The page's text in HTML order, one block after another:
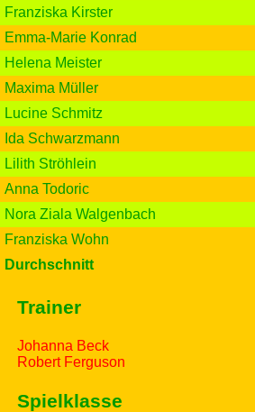
Franziska Kirster
Emma-Marie Konrad
Helena Meister
Maxima Müller
Lucine Schmitz
Ida Schwarzmann
Lilith Ströhlein
Anna Todoric
Nora Ziala Walgenbach
Franziska Wohn
Durchschnitt
Trainer
Johanna Beck
Robert Ferguson
Spielklasse